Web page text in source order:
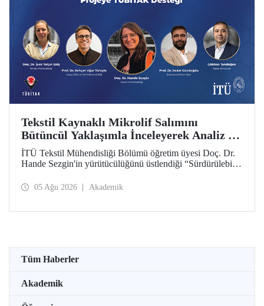
Tekstil Kaynaklı Mikrolif Salımını
Bütüncül Yaklaşımla İnceleyerek Analiz ve
Azaltım Stratejileri Geliştirecek Projeye
TÜBİTAK Desteği
İTÜ Tekstil Mühendisliği Bölümü öğretim üyesi Doç. Dr.
Hande Sezgin'in yürütücülüğünü üstlendiği “Sürdürülebilir
Koşullarına Bağlı Mikrolif Salımı: Aşınma, UV Maruziyeti
05 Ağu 2026 Akademik
Tüm Haberler
Akademik